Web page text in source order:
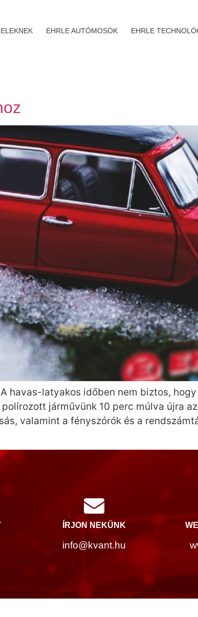
EHRLE AUTÓMOSÓK EHRLE
A havas-latyakos időben nem biztos,
járművünk 10 perc múlva újra
valamint a fényszórók és a
ÍRJON NEKÜNK
info@kvant.hu